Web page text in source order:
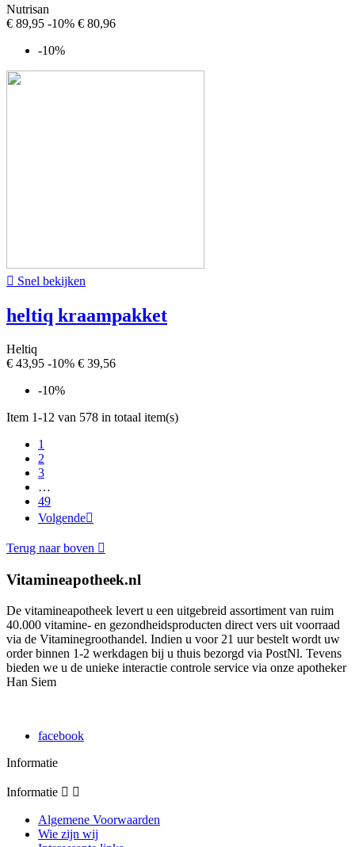
Nutrisan
€ 89,95 -10% € 80,96
-10%
 Snel bekijken
heltiq kraampakket
Heltiq
€ 43,95 -10% € 39,56
-10%
Item 1-12 van 578 in totaal item(s)
1
2
3
…
49
Volgende
Terug naar boven 
Vitamineapotheek.nl
De vitamineapotheek levert u een uitgebreid assortiment van ruim
40.000 vitamine- en gezondheidsproducten direct vers uit voorraad
via de Vitaminegroothandel. Indien u voor 21 uur bestelt wordt uw
order binnen 1-2 werkdagen bij u thuis bezorgd via PostNl. Tevens
bieden we u de unieke interactie controle service via onze apotheker
Han Siem
facebook
Informatie
Informatie  
Algemene Voorwaarden
Wie zijn wij